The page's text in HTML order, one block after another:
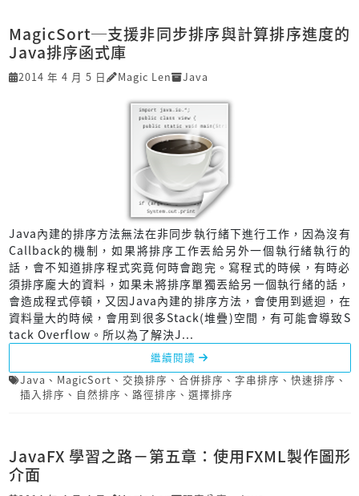
MagicSort─支援非同步排序與計算排序進度的
Java排序函式庫
2014 年 4 月 5 日 Magic Len Java
Java內建的排序方法無法在非同步執行緒下進行工作，因為沒有
Callback的機制，如果將排序工作丟給另外一個執行緒執行的
話，會不知道排序程式究竟何時會跑完。寫程式的時候，有時必
須排序龐大的資料，如果未將排序單獨丟給另一個執行緒的話，
會造成程式停頓，又因Java內建的排序方法，會使用到遞迴，在
資料量大的時候，會用到很多Stack(堆疊)空間，有可能會導致S
tack Overflow。所以為了解決J...
繼續閱讀
Java 、 MagicSort 、 交換排序 、 合併排序 、 字串排序 、 快速排序 、
插入排序 、 自然排序 、 路徑排序 、 選擇排序
JavaFX 學習之路－第五章：使用FXML製作圖形
介面